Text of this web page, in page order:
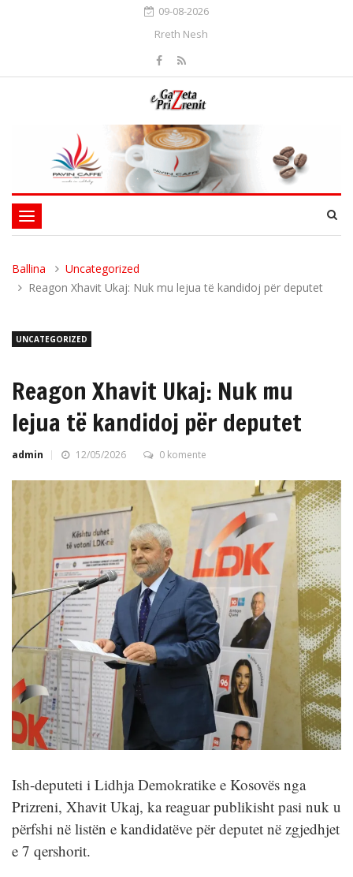
09-08-2026
Rreth Nesh
Toggle
navigation
Ballina
Uncategorized
Reagon Xhavit Ukaj: Nuk mu lejua të kandidoj për deputet
UNCATEGORIZED
Reagon Xhavit Ukaj: Nuk mu
lejua të kandidoj për deputet
admin 12/05/2026 0 komente
Ish-deputeti i Lidhja Demokratike e Kosovës nga
Prizreni, Xhavit Ukaj, ka reaguar publikisht pasi nuk u
përfshi në listën e kandidatëve për deputet në zgjedhjet
e 7 qershorit.